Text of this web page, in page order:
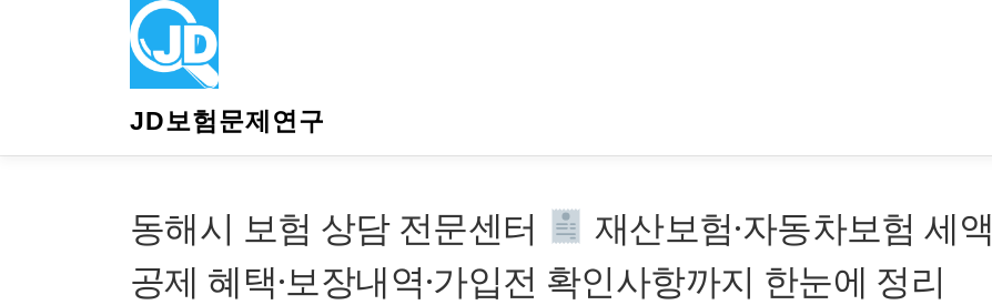
JD보험문제연구
동해시 보험 상담 전문센터
재산보험·자동차보험 세액
공제 혜택·보장내역·가입전 확인사항까지 한눈에 정리